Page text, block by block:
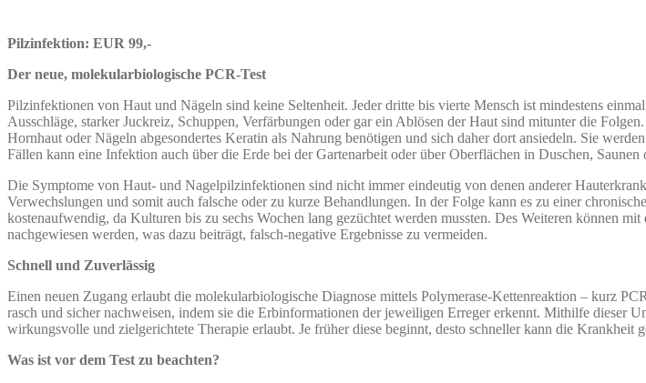
Pilzinfektion: EUR 99,-
Der neue, molekularbiologische PCR-Test
Pilzinfektionen von Haut und Nägeln sind keine Seltenheit. Jeder dritte bis vierte Mensch ist mindestens
Ausschläge, starker Juckreiz, Schuppen, Verfärbungen oder gar ein Ablösen der Haut sind mitunter die
Hornhaut oder Nägeln abgesondertes Keratin als Nahrung benötigen und sich daher dort ansiedeln. Sie
Fällen kann eine Infektion auch über die Erde bei der Gartenarbeit oder über Oberflächen in Duschen,
Die Symptome von Haut- und Nagelpilzinfektionen sind nicht immer eindeutig von denen anderer
Verwechslungen und somit auch falsche oder zu kurze Behandlungen. In der Folge kann es zu einer
kostenaufwendig, da Kulturen bis zu sechs Wochen lang gezüchtet werden mussten. Des Weiteren können
nachgewiesen werden, was dazu beiträgt, falsch-negative Ergebnisse zu vermeiden.
Schnell und Zuverlässig
Einen neuen Zugang erlaubt die molekularbiologische Diagnose mittels Polymerase-Kettenreaktion – kurz
rasch und sicher nachweisen, indem sie die Erbinformationen der jeweiligen Erreger erkennt. Mithilfe dieser
wirkungsvolle und zielgerichtete Therapie erlaubt. Je früher diese beginnt, desto schneller kann die Krankheit
Was ist vor dem Test zu beachten?